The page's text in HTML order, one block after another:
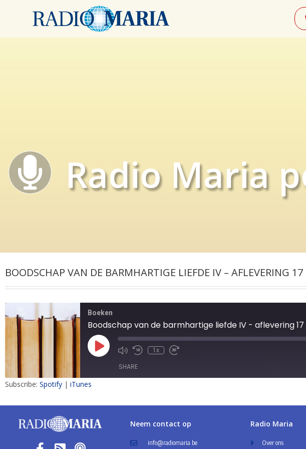
Radio Maria
BOODSCHAP VAN DE BARMHARTIGE LIEFDE IV – AFLEVERING 17
Boeken
Boodschap van de barmhartige liefde IV - aflevering 17
1x
SHARE
LINK
Subscribe: Spotify | iTunes
Neem contact op
info@radiomaria.be
Radio Maria
Over ons